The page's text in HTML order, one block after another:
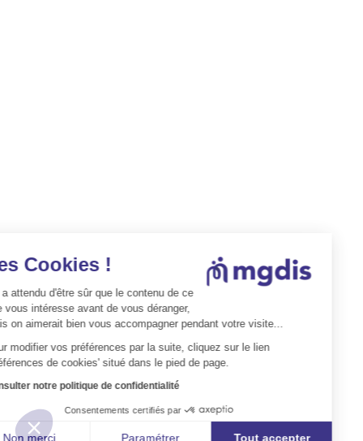
Les Cookies !
On a attendu d'être sûr que le contenu de ce
site vous intéresse avant de vous déranger,
mais on aimerait bien vous accompagner pendant votre visite...
Pour modifier vos préférences par la suite, cliquez sur le lien
'Préférences de cookies' situé dans le pied de page.
Consulter notre politique de confidentialité
Consentements certifiés par
Non merci Paramétrer Tout accepter